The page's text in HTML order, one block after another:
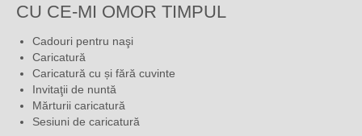
CU CE-MI OMOR TIMPUL
Cadouri pentru naşi
Caricatură
Caricatură cu și fără cuvinte
Invitaţii de nuntă
Mărturii caricatură
Sesiuni de caricatură